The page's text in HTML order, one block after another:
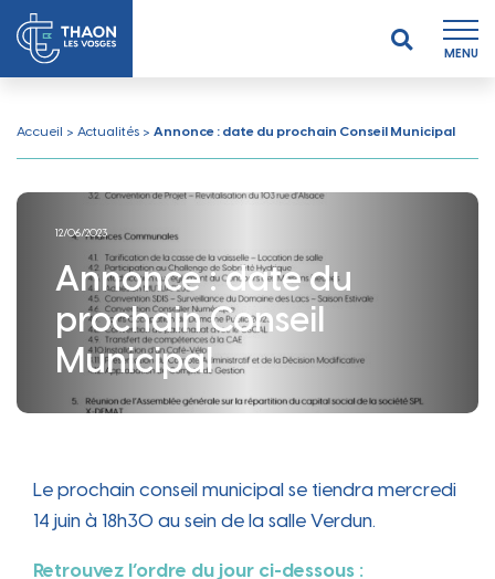
MENU
Accueil > Actualités > Annonce : date du prochain Conseil Municipal
12/06/2023
Annonce : date du
prochain Conseil
Municipal
Le prochain conseil municipal se tiendra mercredi
14 juin à 18h30 au sein de la salle Verdun.
Retrouvez l’ordre du jour ci-dessous :